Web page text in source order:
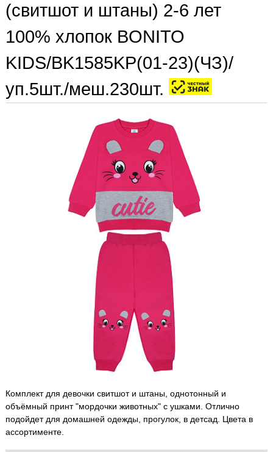
(свитшот и штаны) 2-6 лет
100% хлопок BONITO
KIDS/BK1585KP(01-23)(ЧЗ)/
уп.5шт./меш.230шт.
Комплект для девочки свитшот и штаны, однотонный и
объёмный принт "мордочки животных" с ушками. Отлично
подойдет для домашней одежды, прогулок, в детсад. Цвета в
ассортименте.